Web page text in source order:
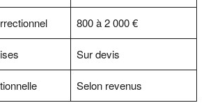
800 à 2 000 €
Sur devis
Selon revenus